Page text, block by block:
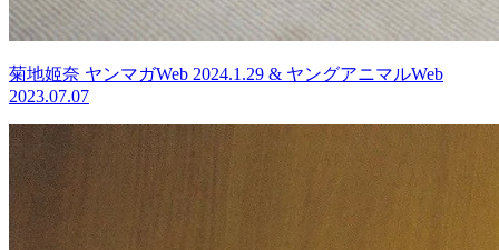
菊地姬奈 ヤンマガWeb 2024.1.29 & ヤングアニマルWeb
2023.07.07